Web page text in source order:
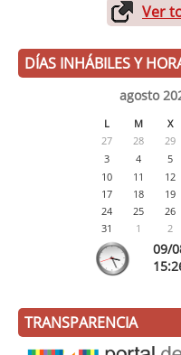
Ver
DÍAS INHÁBILES Y
agosto
L M X
27
28 29
3
4 5
10
11 12
17
18 19
24
25 26
31
1 2
09/
15:
TRANSPARENCIA